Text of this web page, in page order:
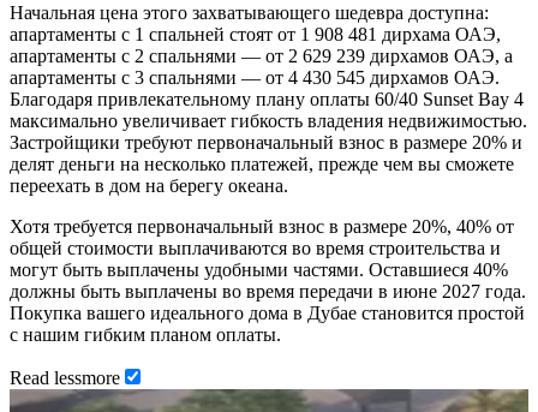
Начальная цена этого захватывающего шедевра доступна:
апартаменты с 1 спальней стоят от 1 908 481 дирхама ОАЭ,
апартаменты с 2 спальнями — от 2 629 239 дирхамов ОАЭ, а
апартаменты с 3 спальнями — от 4 430 545 дирхамов ОАЭ.
Благодаря привлекательному плану оплаты 60/40 Sunset Bay 4
максимально увеличивает гибкость владения недвижимостью.
Застройщики требуют первоначальный взнос в размере 20% и
делят деньги на несколько платежей, прежде чем вы сможете
переехать в дом на берегу океана.
Хотя требуется первоначальный взнос в размере 20%, 40% от
общей стоимости выплачиваются во время строительства и
могут быть выплачены удобными частями. Оставшиеся 40%
должны быть выплачены во время передачи в июне 2027 года.
Покупка вашего идеального дома в Дубае становится простой
с нашим гибким планом оплаты.
Read lessmore